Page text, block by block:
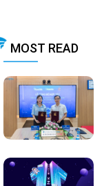
MOST READ